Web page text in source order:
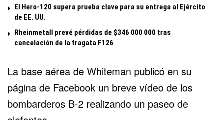
El Hero-120 supera prueba clave para su entrega al Ejército
de EE. UU.
Rheinmetall prevé pérdidas de $346 000 000 tras
cancelación de la fragata F126
La base aérea de Whiteman publicó en su
página de Facebook un breve vídeo de los
bombarderos B-2 realizando un paseo de